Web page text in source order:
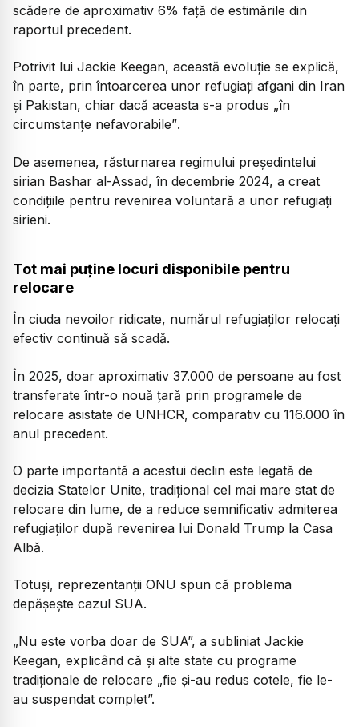
scădere de aproximativ 6% față de estimările din
raportul precedent.
Potrivit lui Jackie Keegan, această evoluție se explică,
în parte, prin întoarcerea unor refugiați afgani din Iran
și Pakistan, chiar dacă aceasta s-a produs „în
circumstanțe nefavorabile”.
De asemenea, răsturnarea regimului președintelui
sirian Bashar al-Assad, în decembrie 2024, a creat
condițiile pentru revenirea voluntară a unor refugiați
sirieni.
Tot mai puține locuri disponibile pentru
relocare
În ciuda nevoilor ridicate, numărul refugiaților relocați
efectiv continuă să scadă.
În 2025, doar aproximativ 37.000 de persoane au fost
transferate într-o nouă țară prin programele de
relocare asistate de UNHCR, comparativ cu 116.000 în
anul precedent.
O parte importantă a acestui declin este legată de
decizia Statelor Unite, tradițional cel mai mare stat de
relocare din lume, de a reduce semnificativ admiterea
refugiaților după revenirea lui Donald Trump la Casa
Albă.
Totuși, reprezentanții ONU spun că problema
depășește cazul SUA.
„Nu este vorba doar de SUA”, a subliniat Jackie
Keegan, explicând că și alte state cu programe
tradiționale de relocare „fie și-au redus cotele, fie le-
au suspendat complet”.